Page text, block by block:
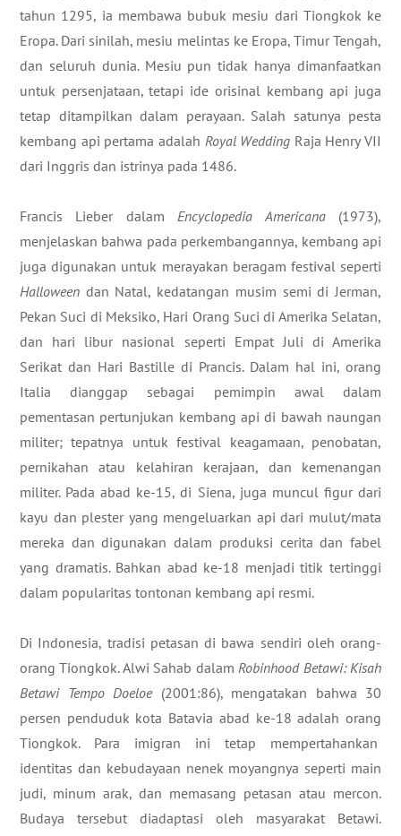
tahun 1295, ia membawa bubuk mesiu dari Tiongkok ke
Eropa. Dari sinilah, mesiu melintas ke Eropa, Timur Tengah,
dan seluruh dunia. Mesiu pun tidak hanya dimanfaatkan
untuk persenjataan, tetapi ide orisinal kembang api juga
tetap ditampilkan dalam perayaan. Salah satunya pesta
kembang api pertama adalah Royal Wedding Raja Henry VII
dari Inggris dan istrinya pada 1486.
Francis Lieber dalamEncyclopedia Americana (1973),
menjelaskan bahwa pada perkembangannya, kembang api
juga digunakan untuk merayakan beragam festival seperti
Halloween dan Natal, kedatangan musim semi di Jerman,
Pekan Suci di Meksiko, Hari Orang Suci di Amerika Selatan,
dan hari libur nasional seperti Empat Juli di Amerika
Serikat dan Hari Bastille di Prancis. Dalam hal ini, orang
Italia dianggap sebagai pemimpin awal dalam
pementasan pertunjukan kembang api di bawah naungan
militer; tepatnya untuk festival keagamaan, penobatan,
pernikahan atau kelahiran kerajaan, dan kemenangan
militer. Pada abad ke-15, di Siena, juga muncul figur dari
kayu dan plester yang mengeluarkan api dari mulut/mata
mereka dan digunakan dalam produksi cerita dan fabel
yang dramatis. Bahkan abad ke-18 menjadi titik tertinggi
dalam popularitas tontonan kembang api resmi.
Di Indonesia, tradisi petasan di bawa sendiri oleh orang-
orang Tiongkok. Alwi Sahab dalamRobinhood Betawi: Kisah
Betawi Tempo Doeloe (2001:86), mengatakan bahwa 30
persen penduduk kota Batavia abad ke-18 adalah orang
Tiongkok. Para imigran ini tetap mempertahankan
identitas dan kebudayaan nenek moyangnya seperti main
judi, minum arak, dan memasang petasan atau mercon.
Budaya tersebut diadaptasi oleh masyarakat Betawi.